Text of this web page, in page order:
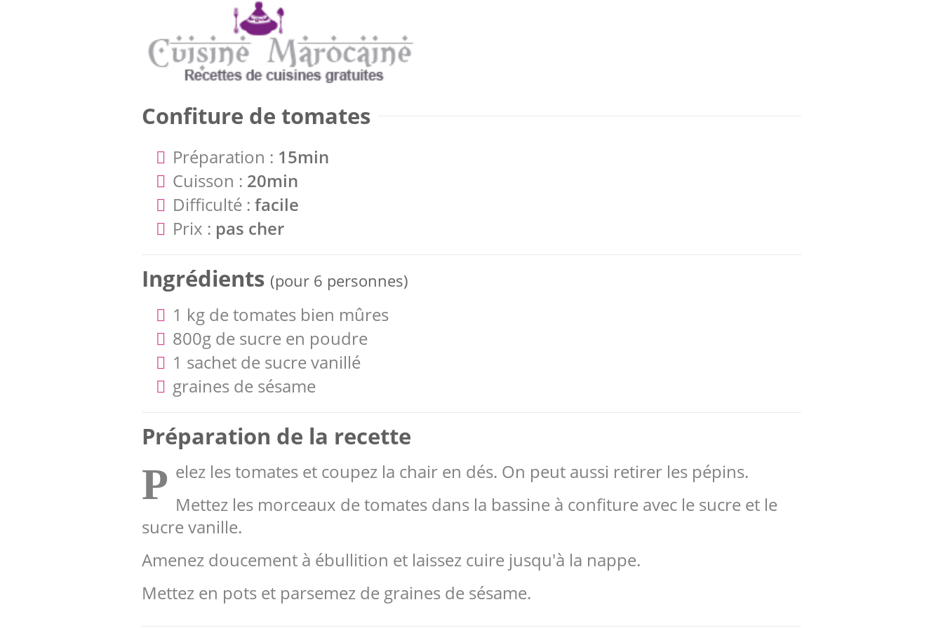
Confiture de tomates
Préparation : 15min
Cuisson : 20min
Difficulté : facile
Prix : pas cher
Ingrédients (pour 6 personnes)
1 kg de tomates bien mûres
800g de sucre en poudre
1 sachet de sucre vanillé
graines de sésame
Préparation de la recette
P elez les tomates et coupez la chair en dés. On peut aussi retirer les pépins.
Mettez les morceaux de tomates dans la bassine à confiture avec le sucre et le
sucre vanille.
Amenez doucement à ébullition et laissez cuire jusqu'à la nappe.
Mettez en pots et parsemez de graines de sésame.